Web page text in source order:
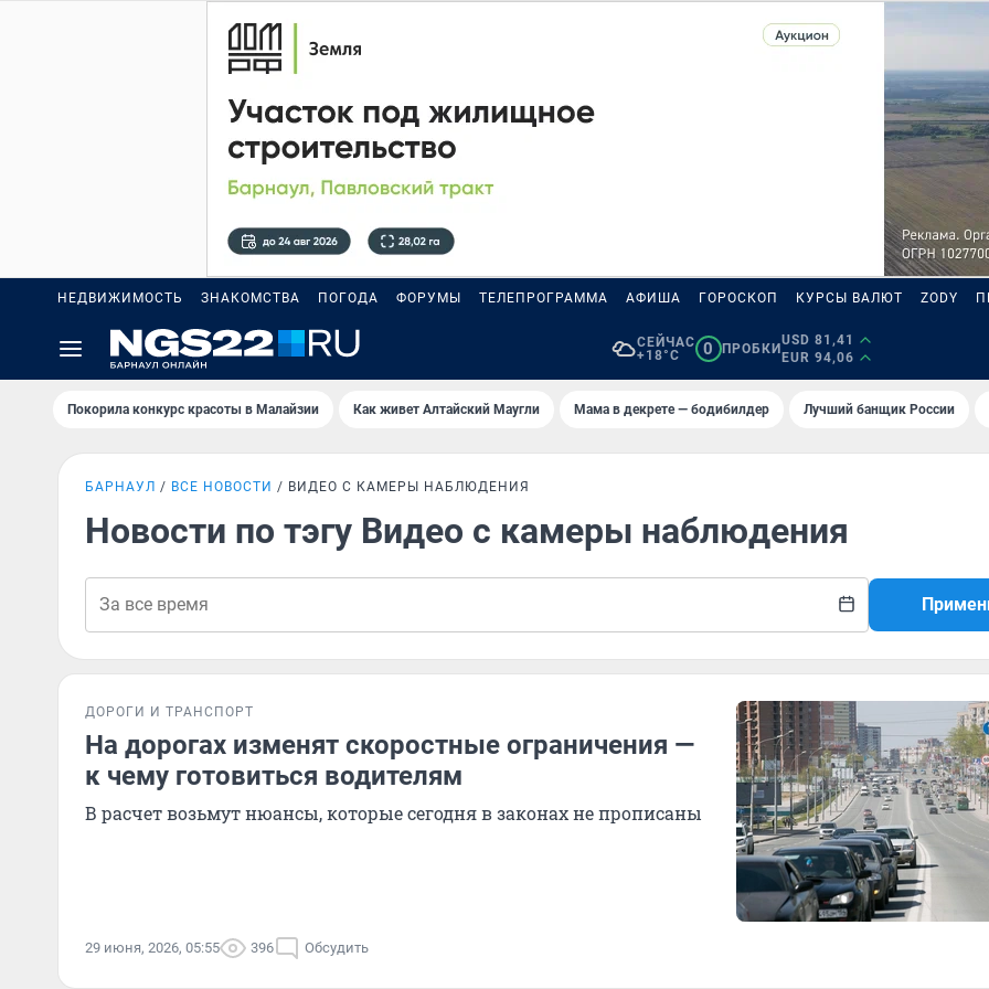
НЕДВИЖИМОСТЬ ЗНАКОМСТВА ПОГОДА ФОРУМЫ ТЕЛЕПРОГРАММА АФИША ГОРОСКОП КУРСЫ ВАЛЮТ ZODY
СЕЙЧАС
+18°C
0 ПРОБКИ
USD 81,41
EUR 94,06
Покорила конкурс красоты в Малайзии Как живет Алтайский Маугли Мама в декрете — бодибилдер Лучший банщик России
БАРНАУЛ ВСЕ НОВОСТИ ВИДЕО С КАМЕРЫ НАБЛЮДЕНИЯ
Новости по тэгу Видео с камеры наблюдения
ДОРОГИ И ТРАНСПОРТ
На дорогах изменят скоростные ограничения —
к чему готовиться водителям
В расчет возьмут нюансы, которые сегодня в законах не прописаны
29 июня, 2026, 05:55 396 Обсудить